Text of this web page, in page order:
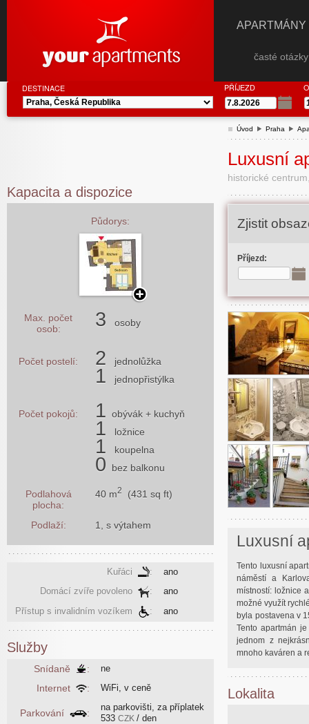
časté
DESTINACE PŘÍJEZD
Úvod Praha
Luxusní
historické
Zjistit
Příjezd:
Luxusní
Tento luxusní
náměstí a
místností: ložnice
možné využít
byla postavena v
Tento apartmán
jednom z
mnoho kaváren a
Lokalita
Kapacita a dispozice
Půdorys:
Max. počet
osob:
3 osoby
Počet postelí: 2 jednolůžka
1 jednopřistýlka
Počet pokojů: 1 obývák + kuchyň
1 ložnice
1 koupelna
0 bez balkonu
Podlahová
plocha:
40 m2 (431 sq ft)
Podlaží: 1, s výtahem
Kuřáci :
ano
Domácí zvíře povoleno
:
ano
Přístup s invalidním vozíkem
: ano
Služby
Snídaně : ne
Internet : WiFi, v ceně
Parkování :
na parkovišti, za příplatek
533 CZK / den